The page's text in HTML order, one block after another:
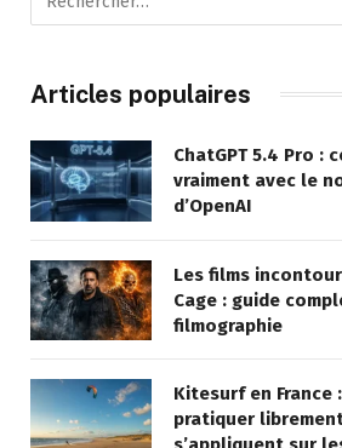
Articles populaires
ChatGPT 5.4 Pro :
vraiment avec le
d’OpenAI
Les films
Cage : guide
filmographie
Kitesurf en
pratiquer